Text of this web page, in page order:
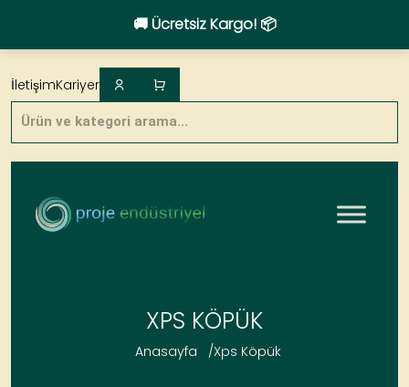
🚚 Ücretsiz Kargo! 📦
to
content
Products
search
İletişimKariyer
XPS KÖPÜK
Anasayfa /Xps Köpük